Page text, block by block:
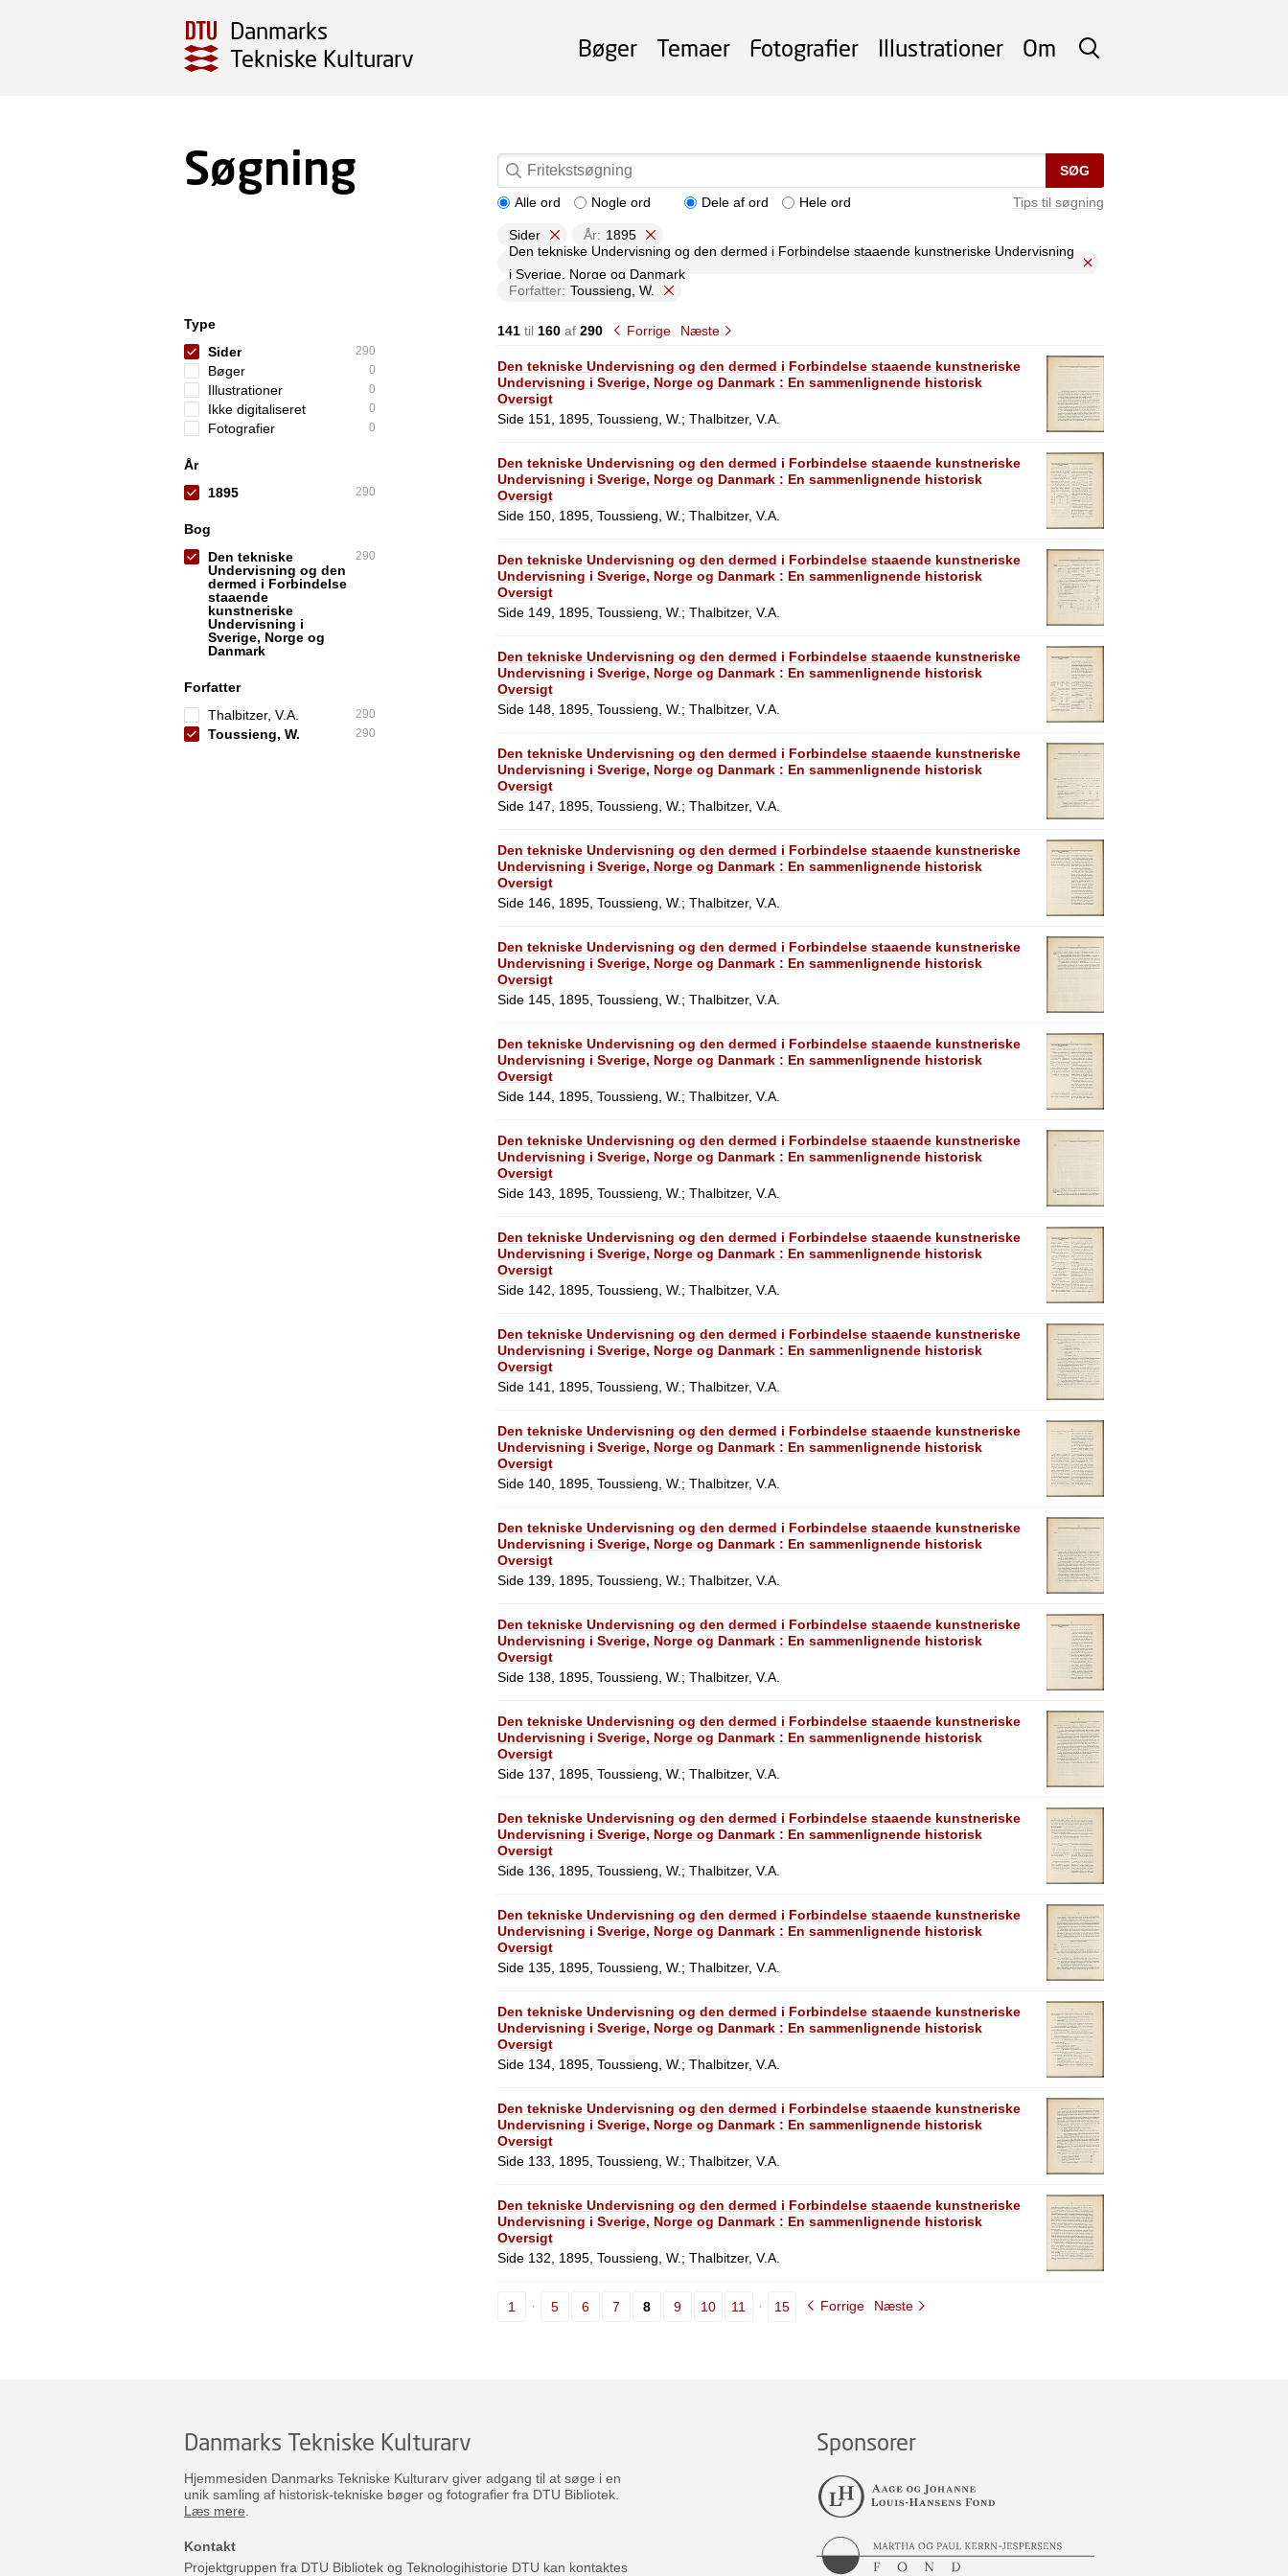
Danmarks
Tekniske Kulturarv
SØG
Bøger Temaer Fotografier Illustrationer Om
Søgning SØG
Tips til søgning
Alle ord Nogle ord Dele af ord Hele ord
Sider År: 1895
Den tekniske Undervisning og den dermed i Forbindelse staaende kunstneriske Undervisning
i Sverige, Norge og Danmark
Forfatter: Toussieng, W.
Type
Sider
290
Bøger 0
Illustrationer 0
Ikke digitaliseret 0
Fotografier 0
År
1895
290
Bog
Den tekniske
Undervisning og den
dermed i Forbindelse
staaende
kunstneriske
Undervisning i
Sverige, Norge og
Danmark
290
Forfatter
Thalbitzer, V.A.
290
Toussieng, W. 290
141til 160af 290 Forrige Næste
Den tekniske Undervisning og den dermed i Forbindelse staaende kunstneriske
Undervisning i Sverige, Norge og Danmark : En sammenlignende historisk
Oversigt
Side 151, 1895, Toussieng, W.; Thalbitzer, V.A.
Den tekniske Undervisning og den dermed i Forbindelse staaende kunstneriske
Undervisning i Sverige, Norge og Danmark : En sammenlignende historisk
Oversigt
Side 150, 1895, Toussieng, W.; Thalbitzer, V.A.
Den tekniske Undervisning og den dermed i Forbindelse staaende kunstneriske
Undervisning i Sverige, Norge og Danmark : En sammenlignende historisk
Oversigt
Side 149, 1895, Toussieng, W.; Thalbitzer, V.A.
Den tekniske Undervisning og den dermed i Forbindelse staaende kunstneriske
Undervisning i Sverige, Norge og Danmark : En sammenlignende historisk
Oversigt
Side 148, 1895, Toussieng, W.; Thalbitzer, V.A.
Den tekniske Undervisning og den dermed i Forbindelse staaende kunstneriske
Undervisning i Sverige, Norge og Danmark : En sammenlignende historisk
Oversigt
Side 147, 1895, Toussieng, W.; Thalbitzer, V.A.
Den tekniske Undervisning og den dermed i Forbindelse staaende kunstneriske
Undervisning i Sverige, Norge og Danmark : En sammenlignende historisk
Oversigt
Side 146, 1895, Toussieng, W.; Thalbitzer, V.A.
Den tekniske Undervisning og den dermed i Forbindelse staaende kunstneriske
Undervisning i Sverige, Norge og Danmark : En sammenlignende historisk
Oversigt
Side 145, 1895, Toussieng, W.; Thalbitzer, V.A.
Den tekniske Undervisning og den dermed i Forbindelse staaende kunstneriske
Undervisning i Sverige, Norge og Danmark : En sammenlignende historisk
Oversigt
Side 144, 1895, Toussieng, W.; Thalbitzer, V.A.
Den tekniske Undervisning og den dermed i Forbindelse staaende kunstneriske
Undervisning i Sverige, Norge og Danmark : En sammenlignende historisk
Oversigt
Side 143, 1895, Toussieng, W.; Thalbitzer, V.A.
Den tekniske Undervisning og den dermed i Forbindelse staaende kunstneriske
Undervisning i Sverige, Norge og Danmark : En sammenlignende historisk
Oversigt
Side 142, 1895, Toussieng, W.; Thalbitzer, V.A.
Den tekniske Undervisning og den dermed i Forbindelse staaende kunstneriske
Undervisning i Sverige, Norge og Danmark : En sammenlignende historisk
Oversigt
Side 141, 1895, Toussieng, W.; Thalbitzer, V.A.
Den tekniske Undervisning og den dermed i Forbindelse staaende kunstneriske
Undervisning i Sverige, Norge og Danmark : En sammenlignende historisk
Oversigt
Side 140, 1895, Toussieng, W.; Thalbitzer, V.A.
Den tekniske Undervisning og den dermed i Forbindelse staaende kunstneriske
Undervisning i Sverige, Norge og Danmark : En sammenlignende historisk
Oversigt
Side 139, 1895, Toussieng, W.; Thalbitzer, V.A.
Den tekniske Undervisning og den dermed i Forbindelse staaende kunstneriske
Undervisning i Sverige, Norge og Danmark : En sammenlignende historisk
Oversigt
Side 138, 1895, Toussieng, W.; Thalbitzer, V.A.
Den tekniske Undervisning og den dermed i Forbindelse staaende kunstneriske
Undervisning i Sverige, Norge og Danmark : En sammenlignende historisk
Oversigt
Side 137, 1895, Toussieng, W.; Thalbitzer, V.A.
Den tekniske Undervisning og den dermed i Forbindelse staaende kunstneriske
Undervisning i Sverige, Norge og Danmark : En sammenlignende historisk
Oversigt
Side 136, 1895, Toussieng, W.; Thalbitzer, V.A.
Den tekniske Undervisning og den dermed i Forbindelse staaende kunstneriske
Undervisning i Sverige, Norge og Danmark : En sammenlignende historisk
Oversigt
Side 135, 1895, Toussieng, W.; Thalbitzer, V.A.
Den tekniske Undervisning og den dermed i Forbindelse staaende kunstneriske
Undervisning i Sverige, Norge og Danmark : En sammenlignende historisk
Oversigt
Side 134, 1895, Toussieng, W.; Thalbitzer, V.A.
Den tekniske Undervisning og den dermed i Forbindelse staaende kunstneriske
Undervisning i Sverige, Norge og Danmark : En sammenlignende historisk
Oversigt
Side 133, 1895, Toussieng, W.; Thalbitzer, V.A.
Den tekniske Undervisning og den dermed i Forbindelse staaende kunstneriske
Undervisning i Sverige, Norge og Danmark : En sammenlignende historisk
Oversigt
Side 132, 1895, Toussieng, W.; Thalbitzer, V.A.
1 5 6 7 8 9 10 11 15 Forrige Næste
Danmarks Tekniske Kulturarv
Hjemmesiden Danmarks Tekniske Kulturarv giver adgang til at søge i en
unik samling af historisk-tekniske bøger og fotografier fra DTU Bibliotek.
Læs mere
Kontakt
Projektgruppen fra DTU Bibliotek og Teknologihistorie DTU kan kontaktes
Sponsorer